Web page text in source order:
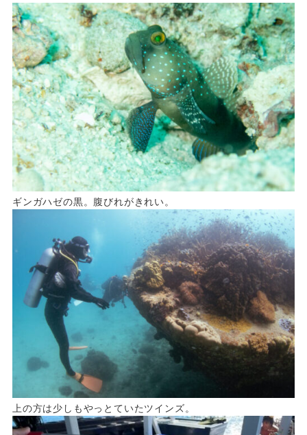
ギンガハゼの黒。腹びれがきれい。
上の方は少しもやっとていたツインズ。